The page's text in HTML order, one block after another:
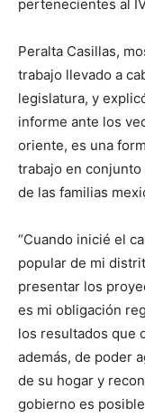
pertenecientes al
Peralta Casillas,
trabajo llevado a
legislatura, y
informe ante los
oriente, es una
trabajo en
de las familias
“Cuando inicié el
popular de mi
presentar los
es mi obligación
los resultados que
además, de poder
de su hogar y
gobierno es